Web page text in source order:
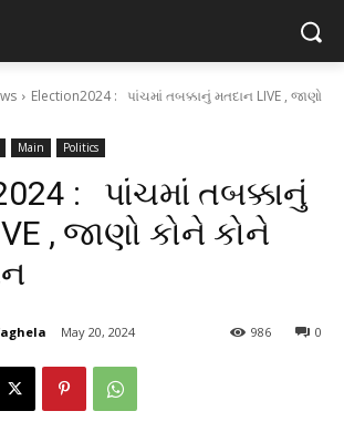
Election2024 : પાંચમાં તબક્કાનું મતદાન LIVE , જાણો
Main Politics
: પાંચમાં તબક્કાનું
, જાણો કોને કોને
May 20, 2024 0
986